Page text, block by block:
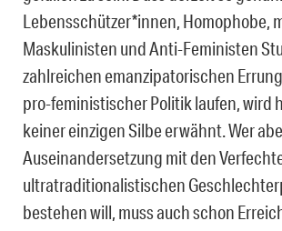
Lebensschützer*innen, Homophobe,
Maskulinisten und Anti-Feministen
zahlreichen emanzipatorischen
pro-feministischer Politik laufen, wird
keiner einzigen Silbe erwähnt. Wer
Auseinandersetzung mit den
ultratraditionalistischen
bestehen will, muss auch schon